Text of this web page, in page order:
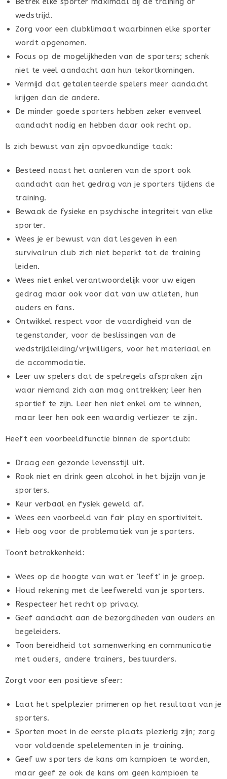
wedstrijd.
Zorg voor een clubklimaat waarbinnen elke sporter
wordt opgenomen.
Focus op de mogelijkheden van de sporters; schenk
niet te veel aandacht aan hun tekortkomingen.
Vermijd dat getalenteerde spelers meer aandacht
krijgen dan de andere.
De minder goede sporters hebben zeker evenveel
aandacht nodig en hebben daar ook recht op.
Is zich bewust van zijn opvoedkundige taak:
Besteed naast het aanleren van de sport ook
aandacht aan het gedrag van je sporters tijdens de
training.
Bewaak de fysieke en psychische integriteit van elke
sporter.
Wees je er bewust van dat lesgeven in een
survivalrun club zich niet beperkt tot de training
leiden.
Wees niet enkel verantwoordelijk voor uw eigen
gedrag maar ook voor dat van uw atleten, hun
ouders en fans.
Ontwikkel respect voor de vaardigheid van de
tegenstander, voor de beslissingen van de
wedstrijdleiding/vrijwilligers, voor het materiaal en
de accommodatie.
Leer uw spelers dat de spelregels afspraken zijn
waar niemand zich aan mag onttrekken; leer hen
sportief te zijn. Leer hen niet enkel om te winnen,
maar leer hen ook een waardig verliezer te zijn.
Heeft een voorbeeldfunctie binnen de sportclub:
Draag een gezonde levensstijl uit.
Rook niet en drink geen alcohol in het bijzijn van je
sporters.
Keur verbaal en fysiek geweld af.
Wees een voorbeeld van fair play en sportiviteit.
Heb oog voor de problematiek van je sporters.
Toont betrokkenheid:
Wees op de hoogte van wat er ‘leeft’ in je groep.
Houd rekening met de leefwereld van je sporters.
Respecteer het recht op privacy.
Geef aandacht aan de bezorgdheden van ouders en
begeleiders.
Toon bereidheid tot samenwerking en communicatie
met ouders, andere trainers, bestuurders.
Zorgt voor een positieve sfeer:
Laat het spelplezier primeren op het resultaat van je
sporters.
Sporten moet in de eerste plaats plezierig zijn; zorg
voor voldoende spelelementen in je training.
Geef uw sporters de kans om kampioen te worden,
maar geef ze ook de kans om geen kampioen te